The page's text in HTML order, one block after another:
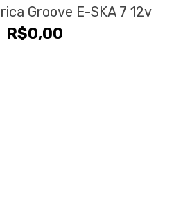
Groove E-SKA 7 12v
R$0,00